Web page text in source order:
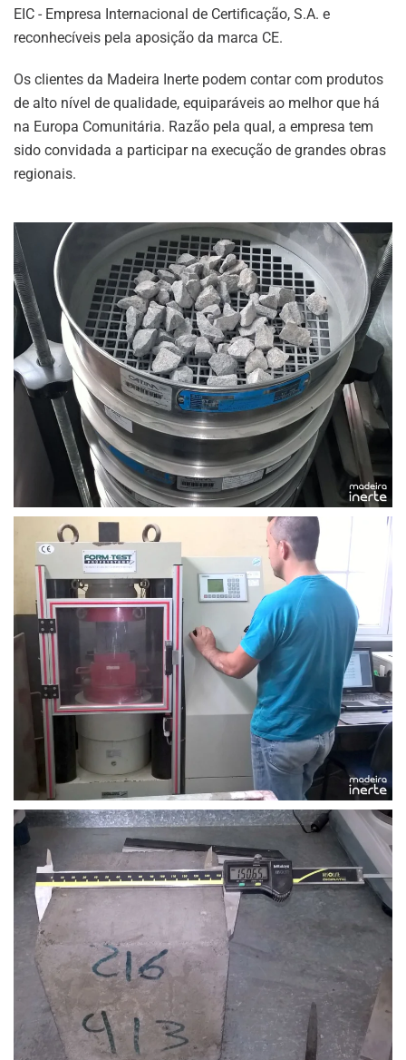
EIC - Empresa Internacional de Certificação, S.A. e
reconhecíveis pela aposição da marca CE.
Os clientes da Madeira Inerte podem contar com produtos
de alto nível de qualidade, equiparáveis ao melhor que há
na Europa Comunitária. Razão pela qual, a empresa tem
sido convidada a participar na execução de grandes obras
regionais.